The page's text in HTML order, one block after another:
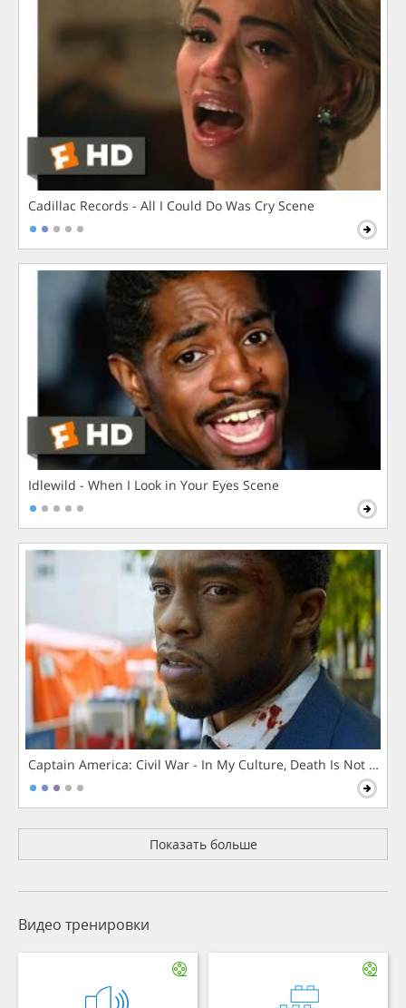
Cadillac Records - All I Could Do Was Cry Scene
Idlewild - When I Look in Your Eyes Scene
Captain America: Civil War - In My Culture, Death Is Not The
Показать больше
Видео тренировки